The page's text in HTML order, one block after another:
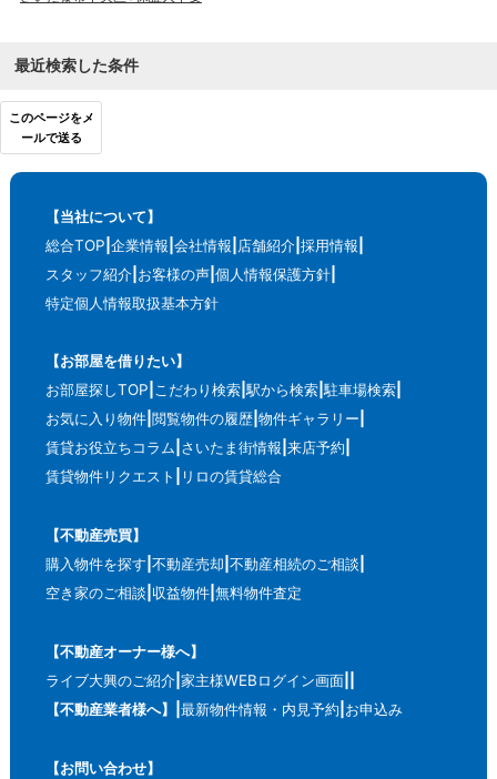
最近検索した条件
このページをメ
ールで送る
【当社について】
総合TOP 企業情報 会社情報 店舗紹介 採用情報
スタッフ紹介 お客様の声 個人情報保護方針
特定個人情報取扱基本方針
【お部屋を借りたい】
お部屋探しTOP こだわり検索 駅から検索 駐車場検索
お気に入り物件 閲覧物件の履歴 物件ギャラリー
賃貸お役立ちコラム さいたま街情報 来店予約
賃貸物件リクエスト
リロの賃貸総合
【不動産売買】
購入物件を探す 不動産売却 不動産相続のご相談
空き家のご相談 収益物件 無料物件査定
【不動産オーナー様へ】
ライブ大興のご紹介 家主様WEBログイン画面
【不動産業者様へ】
最新物件情報・内見予約 お申込み
【お問い合わせ】